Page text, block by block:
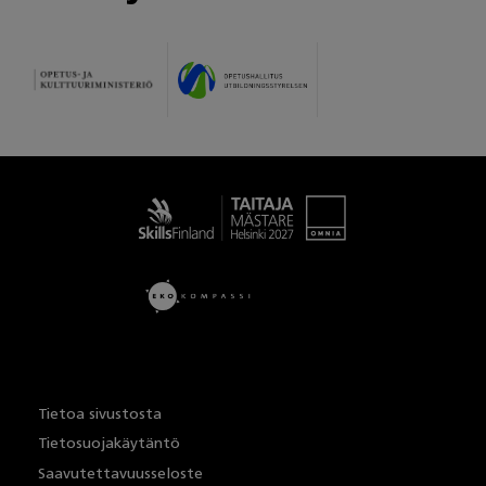
Tietoa sivustosta
Tietosuojakäytäntö
Saavutettavuusseloste